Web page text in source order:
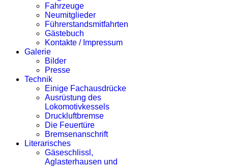
Fahrzeuge
Neumitglieder
Führerstandsmitfahrten
Gästebuch
Kontakte / Impressum
Galerie
Bilder
Presse
Technik
Einige Fachausdrücke
Ausrüstung des
Lokomotivkessels
Druckluftbremse
Die Feuertüre
Bremsenanschrift
Literarisches
Gäseschlissl,
Aglasterhausen und